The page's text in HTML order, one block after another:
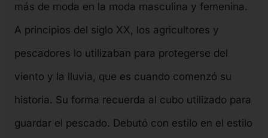
más de moda en la moda masculina y femenina.
A principios del siglo XX, los agricultores y
pescadores lo utilizaban para protegerse del
viento y la lluvia, que es cuando comenzó su
historia. Su forma recuerda al cubo utilizado para
guardar el pescado. Debutó con estilo en el estilo